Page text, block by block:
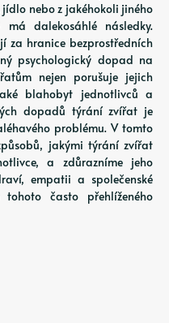
nebo z jakéhokoli jiného
dalekosáhlé následky.
za hranice bezprostředních
psychologický dopad na
nejen porušuje jejich
blahobyt jednotlivců a
dopadů týrání zvířat je
problému. V tomto
jakými týrání zvířat
a zdůrazníme jeho
empatii a společenské
tohoto často přehlíženého